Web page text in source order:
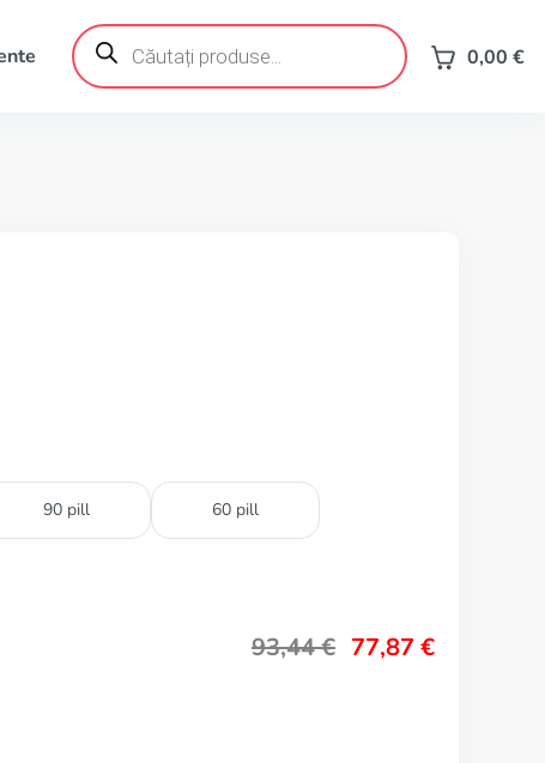
Products
search 0,00 €
90 pill 60 pill
93,44€ 77,87 €